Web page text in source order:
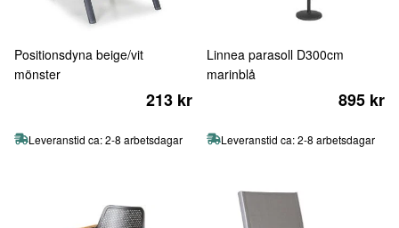
Positionsdyna beige/vit
mönster
213 kr
Leveranstid ca: 2-8 arbetsdagar
Linnea parasoll D300cm
marinblå
895 kr
Leveranstid ca: 2-8 arbetsdagar